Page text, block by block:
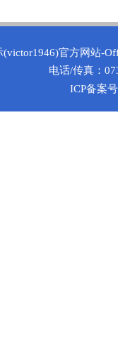
(victor1946)官方网站-
电话/传真：
ICP备案